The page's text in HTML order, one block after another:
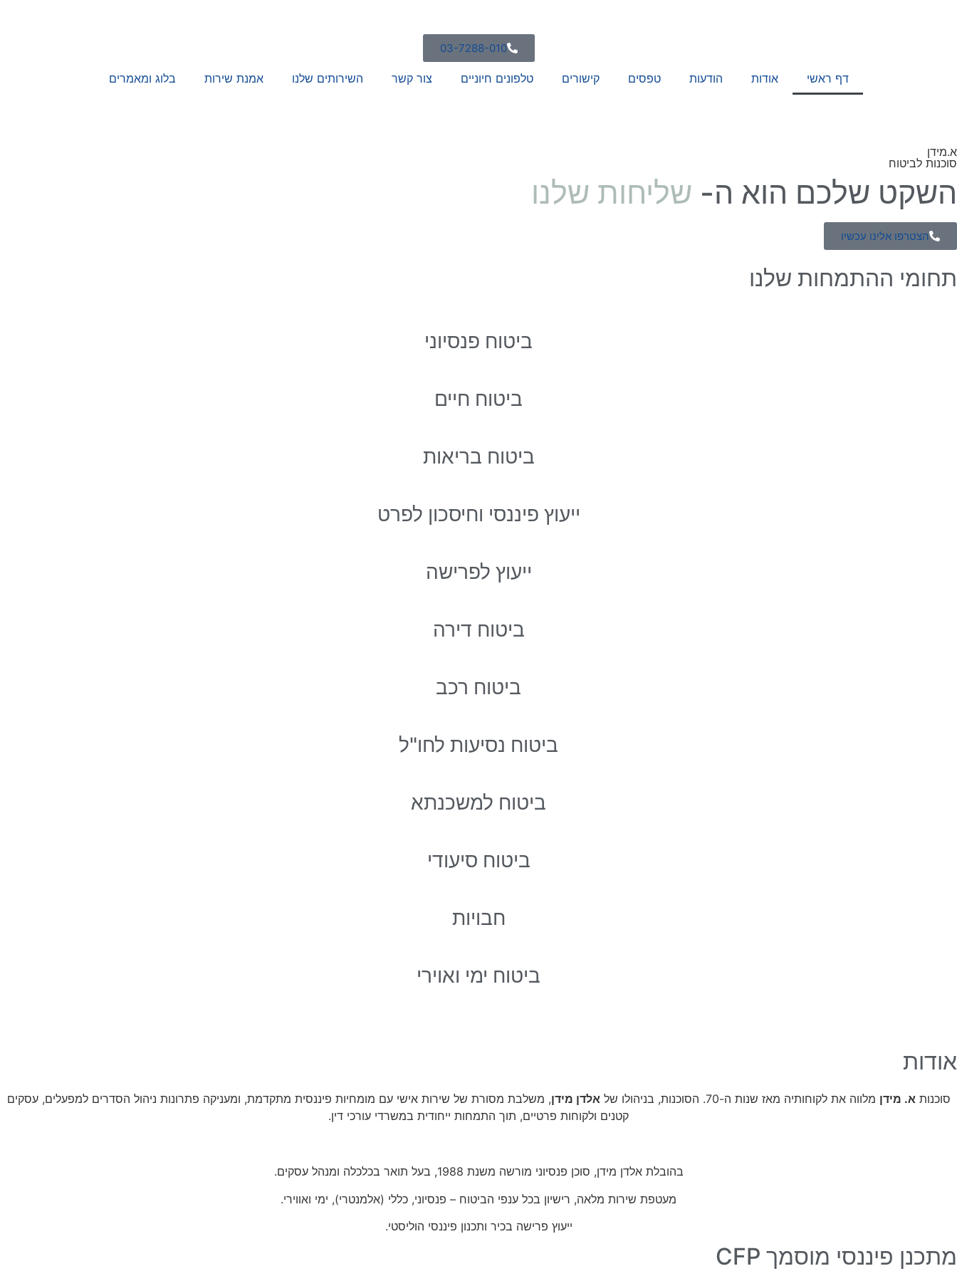
03-7288-010
דף ראשי אודות הודעות טפסים קישורים טלפונים חיוניים צור קשר השירותים שלנו אמנת שירות בלוג ומאמרים
א.מידן
סוכנות לביטוח
השקט שלכם הוא ה- שליחות שלנו
הצטרפו אלינו עכשיו
תחומי ההתמחות שלנו
ביטוח פנסיוני
ביטוח חיים
ביטוח בריאות
ייעוץ פיננסי וחיסכון לפרט
ייעוץ לפרישה
ביטוח דירה
ביטוח רכב
ביטוח נסיעות לחו"ל
ביטוח למשכנתא
ביטוח סיעודי
חבויות
ביטוח ימי ואוירי
אודות
סוכנותא. מידן מלווה את לקוחותיה מאז שנות ה-70. הסוכנות, בניהולו של אלדן מידן, משלבת מסורת של שירות אישי עם מומחיות פיננסית מתקדמת, ומעניקה פתרונות ניהול הסדרים למפעלים, עסקים
קטנים ולקוחות פרטיים, תוך התמחות ייחודית במשרדי עורכי דין.
בהובלת אלדן מידן, סוכן פנסיוני מורשה משנת 1988, בעל תואר בכלכלה ומנהל עסקים.
מעטפת שירות מלאה, רישיון בכל ענפי הביטוח – פנסיוני, כללי (אלמנטרי), ימי ואווירי.
ייעוץ פרישה בכיר ותכנון פיננסי הוליסטי.
מתכנן פיננסי מוסמך CFP